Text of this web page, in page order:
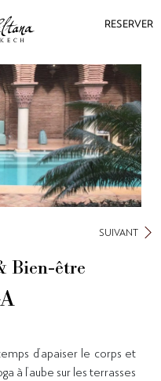
RESERVER
Bien-être
SUIVANT
d’apaiser le corps et
à l’aube sur les terrasses